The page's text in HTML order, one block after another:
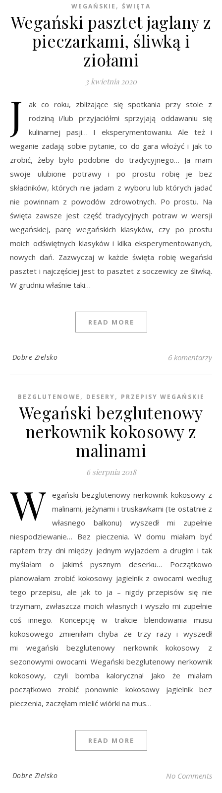
WEGAŃSKIE , ŚWIĘTA
Wegański pasztet jaglany z
pieczarkami, śliwką i
ziołami
3 kwietnia 2020
J
ak co roku, zbliżające się spotkania przy stole z
rodziną i/lub przyjaciółmi sprzyjają oddawaniu się
kulinarnej pasji… I eksperymentowaniu. Ale też i
weganie zadają sobie pytanie, co do gara włożyć i jak to
zrobić, żeby było podobne do tradycyjnego… Ja mam
swoje ulubione potrawy i po prostu robię je bez
składników, których nie jadam z wyboru lub których jadać
nie powinnam z powodów zdrowotnych. Po prostu. Na
święta zawsze jest część tradycyjnych potraw w wersji
wegańskiej, parę wegańskich klasyków, czy po prostu
moich odświętnych klasyków i kilka eksperymentowanych,
nowych dań. Zazwyczaj w każde święta robię wegański
pasztet i najczęściej jest to pasztet z soczewicy ze śliwką.
W grudniu właśnie taki…
READ MORE
Dobre Zielsko 6 komentarzy
BEZGLUTENOWE , DESERY, PRZEPISY WEGAŃSKIE
Wegański bezglutenowy
nerkownik kokosowy z
malinami
6 sierpnia 2018
W egański bezglutenowy nerkownik kokosowy z
malinami, jeżynami i truskawkami (te ostatnie z
własnego balkonu) wyszedł mi zupełnie
niespodziewanie… Bez pieczenia. W domu miałam być
raptem trzy dni między jednym wyjazdem a drugim i tak
myślałam o jakimś pysznym deserku… Początkowo
planowałam zrobić kokosowy jagielnik z owocami według
tego przepisu, ale jak to ja – nigdy przepisów się nie
trzymam, zwłaszcza moich własnych i wyszło mi zupełnie
coś innego. Koncepcję w trakcie blendowania musu
kokosowego zmieniłam chyba ze trzy razy i wyszedł
mi wegański bezglutenowy nerkownik kokosowy z
sezonowymi owocami. Wegański bezglutenowy nerkownik
kokosowy, czyli bomba kaloryczna! Jako że miałam
początkowo zrobić ponownie kokosowy jagielnik bez
pieczenia, zaczęłam mielić wiórki na mus…
READ MORE
Dobre Zielsko No Comments